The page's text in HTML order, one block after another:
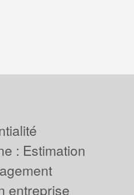
: Estimation
entreprise